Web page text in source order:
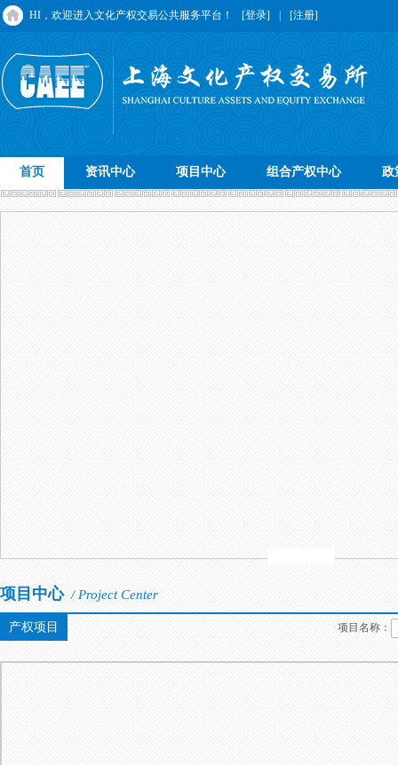
HI，欢迎进入文化产权交易公共服务平台！ [登录] [注册]
首页 资讯中心 项目中心 组合产权中心 政
项目中心 / Project Center
产权项目 项目名称：